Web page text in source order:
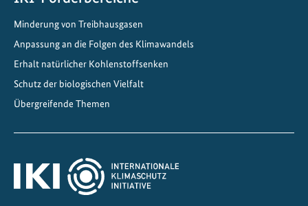
Minderung von Treibhausgasen
Anpassung an die Folgen des Klimawandels
Erhalt natürlicher Kohlenstoffsenken
Schutz der biologischen Vielfalt
Übergreifende Themen